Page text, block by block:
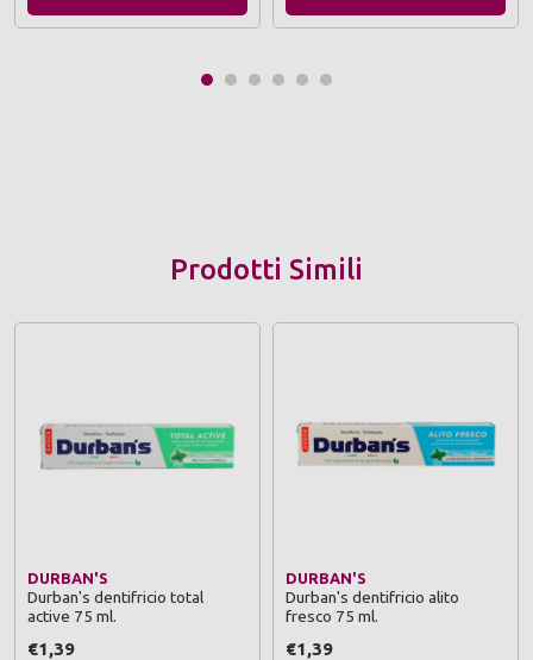
Prodotti Simili
DURBAN'S
Durban's dentifricio total
active 75 ml.
€1,39
DURBAN'S
Durban's dentifricio alito
fresco 75 ml.
€1,39